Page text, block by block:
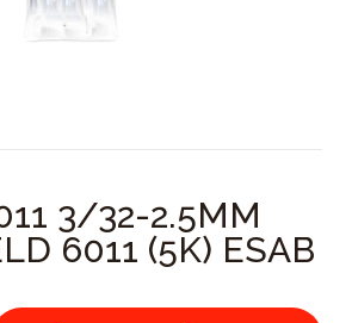
3/32-2.5MM
6011 (5K) ESAB